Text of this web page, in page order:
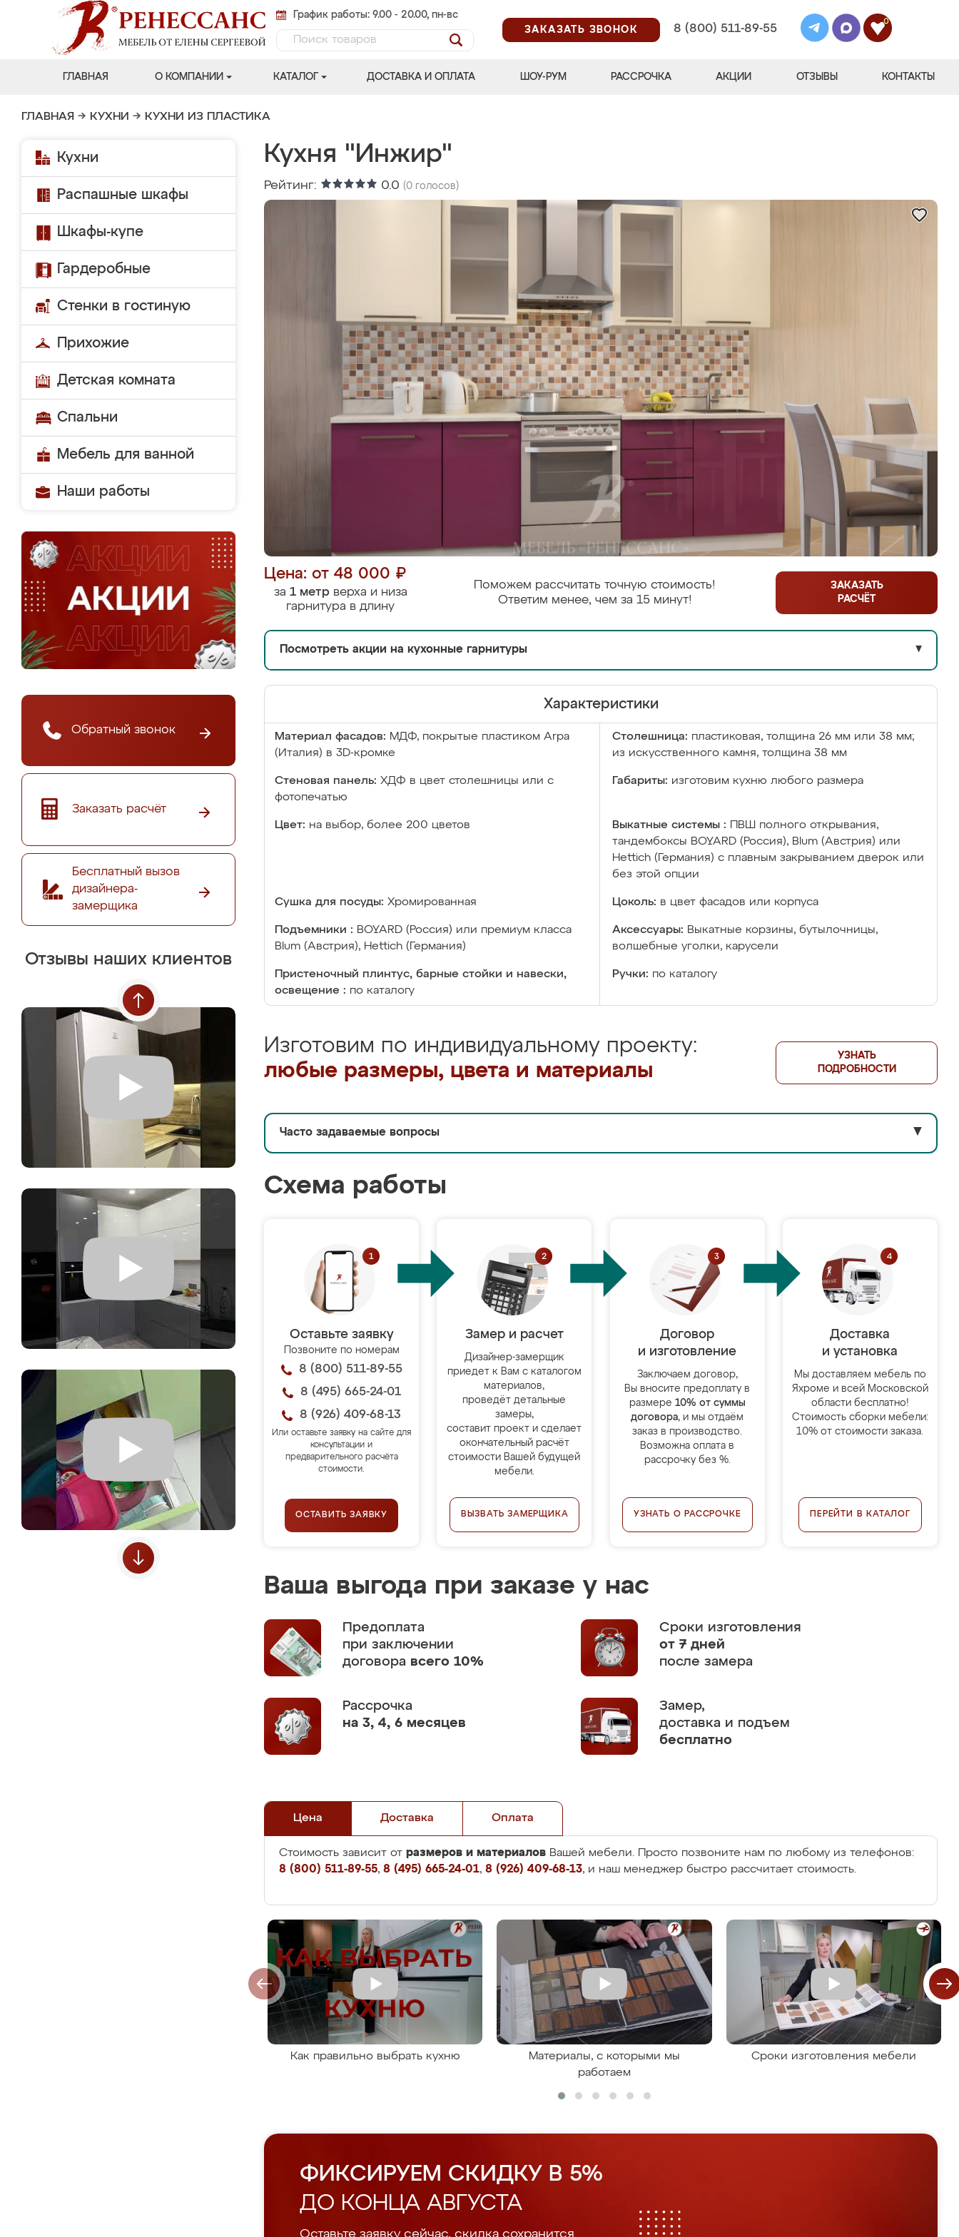
График работы: 9.00 - 20.00, пн-вс
ЗАКАЗАТЬ ЗВОНОК
8 (800) 511-89-55
0
ГЛАВНАЯ О КОМПАНИИ КАТАЛОГ ДОСТАВКА И ОПЛАТА ШОУ-РУМ РАССРОЧКА АКЦИИ ОТЗЫВЫ КОНТАКТЫ
ГЛАВНАЯ → КУХНИ → КУХНИ ИЗ ПЛАСТИКА
Кухни
Распашные шкафы
Шкафы-купе
Гардеробные
Стенки в гостиную
Прихожие
Детская комната
Спальни
Мебель для ванной
Наши работы
Обратный звонок
Заказать расчёт
Бесплатный вызов
дизайнера-
замерщика
Отзывы наших клиентов
Кухня "Инжир"
Рейтинг: 0.0 (0 голосов)
Цена: от 48 000 ₽
за 1 метрверха и низа
гарнитура в длину
Поможем рассчитать точную стоимость!
Ответим менее, чем за 15 минут!
ЗАКАЗАТЬ
РАСЧЁТ
Посмотреть акции на кухонные гарнитуры ▼
Характеристики
Материал фасадов: МДФ, покрытые пластиком Arpa
(Италия) в 3D-кромке
Столешница: пластиковая, толщина 26 мм или 38 мм;
из искусственного камня, толщина 38 мм
Стеновая панель: ХДФ в цвет столешницы или с
фотопечатью
Габариты: изготовим кухню любого размера
Цвет: на выбор, более 200 цветов Выкатные системы :
ПВШ полного открывания,
тандембоксы BOYARD (Россия), Blum (Австрия) или
Hettich (Германия) с плавным закрыванием дверок или
без этой опции
Сушка для посуды: Хромированная Цоколь: в цвет фасадов или корпуса
Подъемники : BOYARD (Россия) или премиум класса
Blum (Австрия), Hettich (Германия)
Аксессуары: Выкатные корзины, бутылочницы,
волшебные уголки, карусели
Пристеночный плинтус, барные стойки и навески,
освещение : по каталогу
Ручки: по каталогу
Изготовим по индивидуальному проекту:
любые размеры, цвета и материалы
УЗНАТЬ
ПОДРОБНОСТИ
Часто задаваемые вопросы ▼
Схема работы
Оставьте заявку
Позвоните по номерам
8 (800) 511-89-55
8 (495) 665-24-01
8 (926) 409-68-13
Или оставьте заявку на сайте для
консультации и
предварительного расчёта
стоимости.
ОСТАВИТЬ ЗАЯВКУ
Замер и расчет
Дизайнер-замерщик
приедет к Вам с каталогом
материалов,
проведёт детальные
замеры,
составит проект и сделает
окончательный расчёт
стоимости Вашей будущей
мебели.
ВЫЗВАТЬ ЗАМЕРЩИКА
Договор
и изготовление
Заключаем договор,
Вы вносите предоплату в
размере 10% от суммы
договора, и мы отдаём
заказ в производство.
Возможна оплата в
рассрочку без %.
УЗНАТЬ О РАССРОЧКЕ
Доставка
и установка
Мы доставляем мебель по
Яхроме и всей Московской
области бесплатно!
Стоимость сборки мебели:
10% от стоимости заказа.
ПЕРЕЙТИ В КАТАЛОГ
Ваша выгода при заказе у нас
Предоплата
при заключении
договора всего 10%
Сроки изготовления
от 7 дней
после замера
Рассрочка
на 3, 4, 6 месяцев
Замер,
доставка и подъем
бесплатно
Цена Доставка Оплата
Стоимость зависит от размеров и материалов Вашей мебели. Просто позвоните нам по любому из телефонов:
8 (800) 511-89-55, 8 (495) 665-24-01, 8 (926) 409-68-13, и наш менеджер быстро рассчитает стоимость.
Как правильно выбрать кухню
Материалы, с которыми мы
работаем
Сроки изготовления мебели
ФИКСИРУЕМ СКИДКУ В 5%
ДО КОНЦА АВГУСТА
Оставьте заявку сейчас, скидка сохранится.